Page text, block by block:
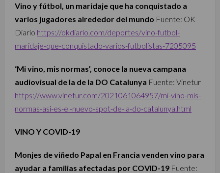
Vino y fútbol, un maridaje que ha conquistado a
varios jugadores alrededor del mundo Fuente: OK
Diario https://okdiario.com/deportes/vino-futbol-
maridaje-que-conquistado-varios-futbolistas-7205095
‘Mi vino, mis normas’, conoce la nueva campana
audiovisual de la de la DO Catalunya Fuente: Vinetur
https://www.vinetur.com/2021061064957/mi-vino-mis-
normas-asi-es-el-nuevo-spot-de-la-do-catalunya.html
VINO Y COVID-19
Monjes de viñedo Papal en Francia venden vino para
ayudar a familias afectadas por COVID-19 Fuente: